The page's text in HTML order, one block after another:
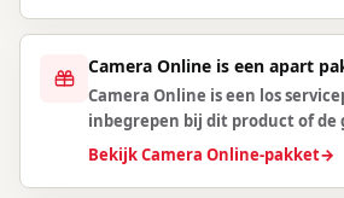
Camera Online is een apart
Camera Online is een los
inbegrepen bij dit product of de
Bekijk Camera Online-pakket→